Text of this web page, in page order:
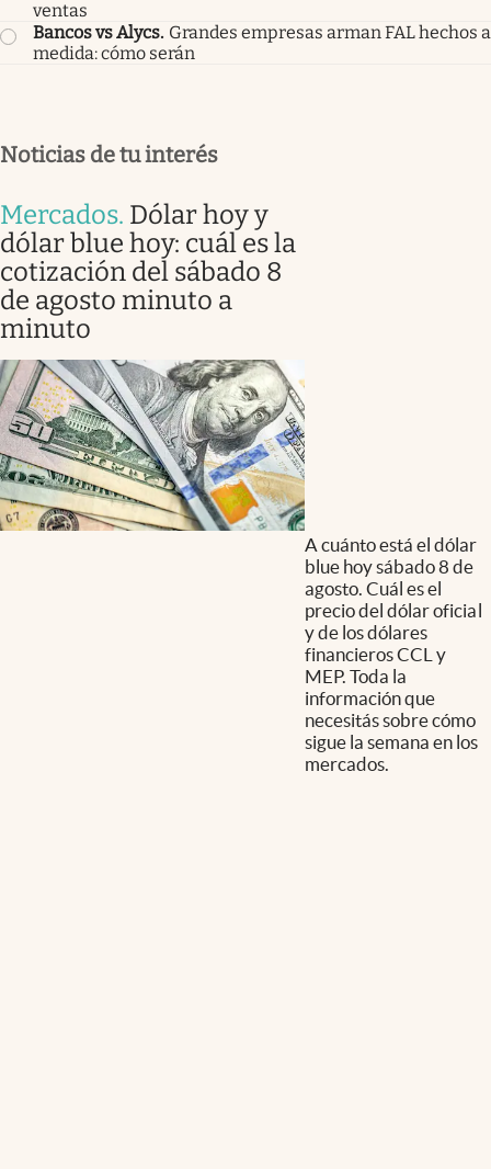
ventas
Bancos vs Alycs. Grandes empresas arman FAL hechos a
medida: cómo serán
Noticias de tu interés
Mercados. Dólar hoy y
dólar blue hoy: cuál es la
cotización del sábado 8
de agosto minuto a
minuto
A cuánto está el dólar
blue hoy sábado 8 de
agosto. Cuál es el
precio del dólar oficial
y de los dólares
financieros CCL y
MEP. Toda la
información que
necesitás sobre cómo
sigue la semana en los
mercados.